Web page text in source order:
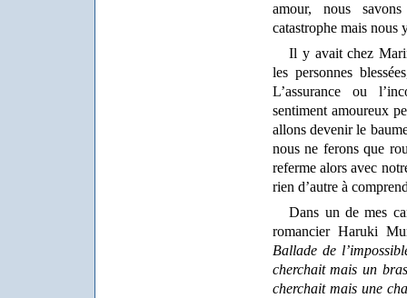
amour, nous
catastrophe mais nous
Il y avait chez
les personnes
L’assurance ou
sentiment amoureux
allons devenir le
nous ne ferons que
referme alors avec
rien d’autre à
Dans un de mes
romancier Haruki
Ballade de
cherchait mais un
cherchait mais une